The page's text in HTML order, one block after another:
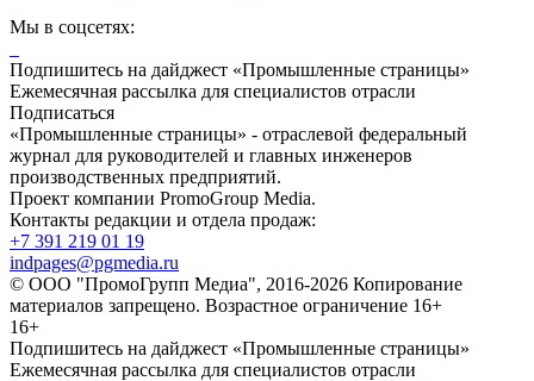
Мы в соцсетях:
Подпишитесь на дайджест «Промышленные страницы»
Ежемесячная рассылка для специалистов отрасли
Подписаться
«Промышленные страницы» - отраслевой федеральный
журнал для руководителей и главных инженеров
производственных предприятий.
Проект компании PromoGroup Media.
Контакты редакции и отдела продаж:
+7 391 219 01 19
indpages@pgmedia.ru
© ООО "ПромоГрупп Медиа", 2016-2026 Копирование
материалов запрещено. Возрастное ограничение 16+
16+
Подпишитесь на дайджест «Промышленные страницы»
Ежемесячная рассылка для специалистов отрасли